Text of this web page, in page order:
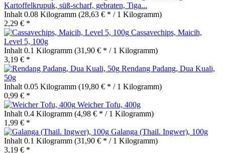
Kartoffelkrupuk, süß-scharf, gebraten, Tiga...
Inhalt 0.08 Kilogramm (28,63 € * / 1 Kilogramm)
2,29 € *
Cassavechips, Maicih,
Level 5, 100g
Inhalt 0.1 Kilogramm (31,90 € * / 1 Kilogramm)
3,19 € *
Rendang Padang, Dua Kuali,
50g
Inhalt 0.05 Kilogramm (19,80 € * / 1 Kilogramm)
0,99 € *
Weicher Tofu, 400g
Inhalt 0.4 Kilogramm (4,98 € * / 1 Kilogramm)
1,99 € *
Galanga (Thail. Ingwer), 100g
Inhalt 0.1 Kilogramm (31,90 € * / 1 Kilogramm)
3,19 € *